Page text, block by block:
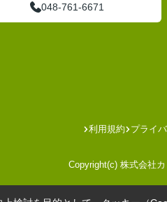
048-761-6671
利用規約 プライ
Copyright(c) 株式会社